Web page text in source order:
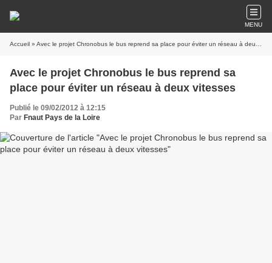
MENU
Accueil » Avec le projet Chronobus le bus reprend sa place pour éviter un réseau à deux vitesses
Avec le projet Chronobus le bus reprend sa
place pour éviter un réseau à deux vitesses
Publié le 09/02/2012 à 12:15
Par Fnaut Pays de la Loire